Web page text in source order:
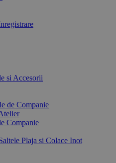
si Accesorii
de Companie
Companie
Plaja si Colace Inot